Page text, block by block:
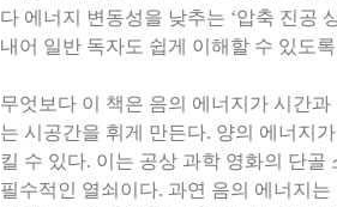
다 에너지 변동성을 낮추는 ‘압축 진공
내어 일반 독자도 쉽게 이해할 수 있도
무엇보다 이 책은 음의 에너지가 시간
는 시공간을 휘게 만든다. 양의 에너지
킬 수 있다. 이는 공상 과학 영화의 단
필수적인 열쇠이다. 과연 음의 에너지